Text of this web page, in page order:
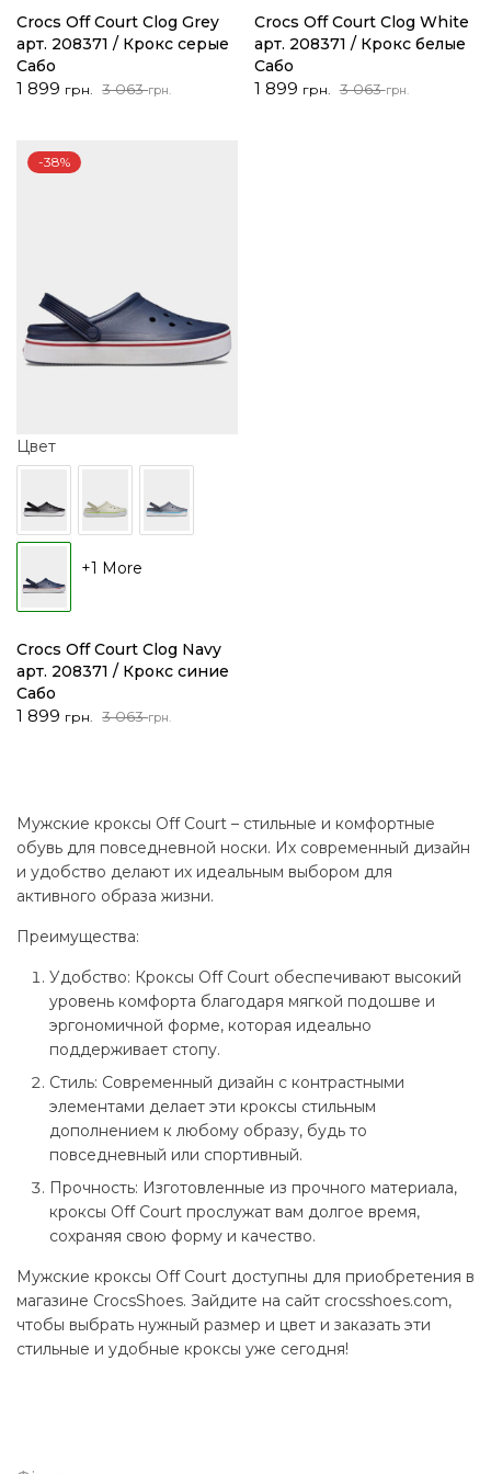
Мужские кроксы Off Court – стильные и комфортные
обувь для повседневной носки. Их современный дизайн
и удобство делают их идеальным выбором для
активного образа жизни.
Преимущества:
Удобство: Кроксы Off Court обеспечивают высокий
уровень комфорта благодаря мягкой подошве и
эргономичной форме, которая идеально
поддерживает стопу.
Стиль: Современный дизайн с контрастными
элементами делает эти кроксы стильным
дополнением к любому образу, будь то
повседневный или спортивный.
Прочность: Изготовленные из прочного материала,
кроксы Off Court прослужат вам долгое время,
сохраняя свою форму и качество.
Мужские кроксы Off Court доступны для приобретения в
магазине CrocsShoes. Зайдите на сайт crocsshoes.com,
чтобы выбрать нужный размер и цвет и заказать эти
стильные и удобные кроксы уже сегодня!
Crocs Off Court Clog Grey
арт. 208371 / Крокс серые
Сабо
3 063грн.
Первоначальная
063 грн..
1 899 грн.
Текущая
899 грн..
Crocs Off Court Clog White
арт. 208371 / Крокс белые
Сабо
3 063грн.
Первоначальная
1 899 грн.
Текущая
Цвет
+1 More
-38%
Crocs Off Court Clog Navy
арт. 208371 / Крокс синие
Сабо
3 063грн.
Первоначальная
1 899 грн.
Текущая